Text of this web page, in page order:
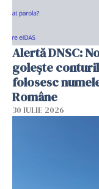
Alertă DNSC:
golește
folosesc
Române
30 IULIE 2026